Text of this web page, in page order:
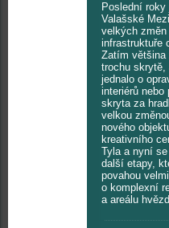
Poslední roky
Valašské
velkých
infrastruktuře
Zatím většina
trochu
jednalo o
interiérů nebo
skryta za
velkou
nového
kreativního
Tyla a nyní
další etapy,
povahou
o komplexní
a areálu